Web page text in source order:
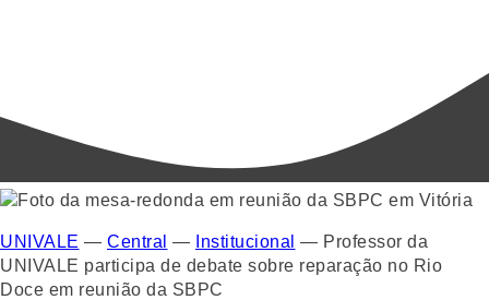
UNIVALE — Central — Institucional — Professor da
UNIVALE participa de debate sobre reparação no Rio
Doce em reunião da SBPC